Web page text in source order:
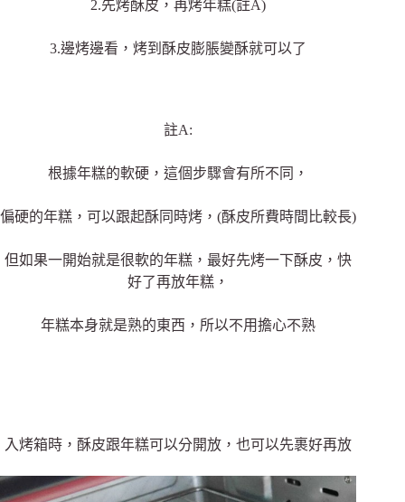
2.先烤酥皮，再烤年糕(註A)
3.邊烤邊看，烤到酥皮膨脹變酥就可以了
註A:
根據年糕的軟硬，這個步驟會有所不同，
偏硬的年糕，可以跟起酥同時烤，(酥皮所費時間比較長)
但如果一開始就是很軟的年糕，最好先烤一下酥皮，快
好了再放年糕，
年糕本身就是熟的東西，所以不用擔心不熟
入烤箱時，酥皮跟年糕可以分開放，也可以先裹好再放